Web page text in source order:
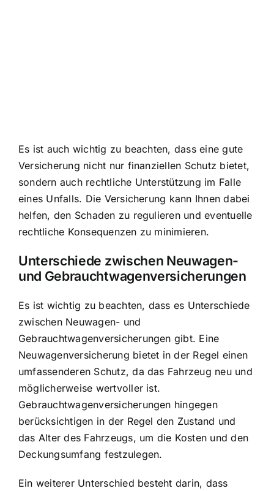
Es ist auch wichtig zu beachten, dass eine gute
Versicherung nicht nur finanziellen Schutz bietet,
sondern auch rechtliche Unterstützung im Falle
eines Unfalls. Die Versicherung kann Ihnen dabei
helfen, den Schaden zu regulieren und eventuelle
rechtliche Konsequenzen zu minimieren.
Unterschiede zwischen Neuwagen-
und Gebrauchtwagenversicherungen
Es ist wichtig zu beachten, dass es Unterschiede
zwischen Neuwagen- und
Gebrauchtwagenversicherungen gibt. Eine
Neuwagenversicherung bietet in der Regel einen
umfassenderen Schutz, da das Fahrzeug neu und
möglicherweise wertvoller ist.
Gebrauchtwagenversicherungen hingegen
berücksichtigen in der Regel den Zustand und
das Alter des Fahrzeugs, um die Kosten und den
Deckungsumfang festzulegen.
Ein weiterer Unterschied besteht darin, dass